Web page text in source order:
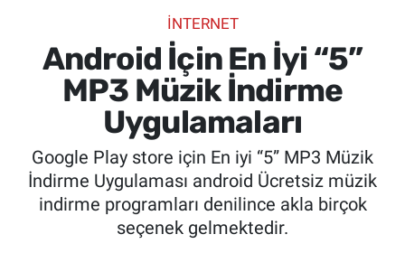
İNTERNET
Android İçin En İyi “5”
MP3 Müzik İndirme
Uygulamaları
Google Play store için En iyi “5” MP3 Müzik
İndirme Uygulaması android Ücretsiz müzik
indirme programları denilince akla birçok
seçenek gelmektedir.
SPOR